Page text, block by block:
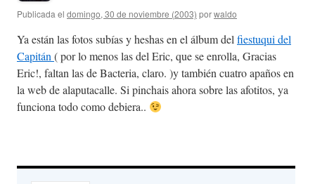
Publicada el domingo, 30 de noviembre (2003) porwaldo
Ya están las fotos subías y heshas en el álbum delfiestuqui del
Capitán( por lo menos las del Eric, que se enrolla, Gracias
Eric!, faltan las de Bacteria, claro. )y también cuatro apaños en
la web de alaputacalle. Si pinchais ahora sobre las afotitos, ya
funciona todo como debiera..